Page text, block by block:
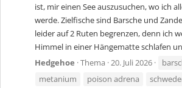
ist, mir einen See auszusuchen, wo ich
werde. Zielfische sind Barsche und
leider auf 2 Ruten begrenzen, denn ich
Himmel in einer Hängematte schlafen
Hedgehoe Thema 20. Juli 2026
metanium
poison adrena